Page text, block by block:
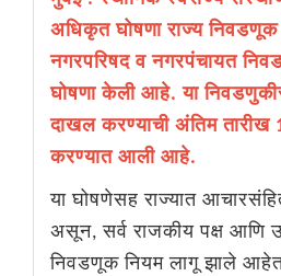
अधिकृत घोषणा राज्य
नगरपरिषद व नगरपंचायत
घोषणा केली आहे. या
दाखल करण्याची अंतिम तारीख
करण्यात आली आहे.
या घोषणेसह राज्यात
असून, सर्व राजकीय पक्ष आणि
निवडणूक नियम लागू झाले